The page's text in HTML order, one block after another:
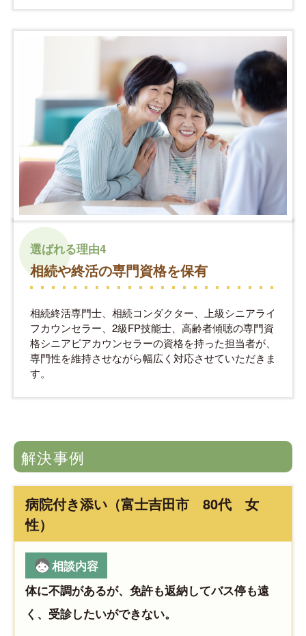
選ばれる理由4
相続や終活の専門資格を保有
相続終活専門士、相続コンダクター、上級シニアライ
フカウンセラー、2級FP技能士、高齢者傾聴の専門資
格シニアピアカウンセラーの資格を持った担当者が、
専門性を維持させながら幅広く対応させていただきま
す。
解決事例
病院付き添い（富士吉田市 80代 女
性）
相談内容
体に不調があるが、免許も返納してバス停も遠
く、受診したいができない。